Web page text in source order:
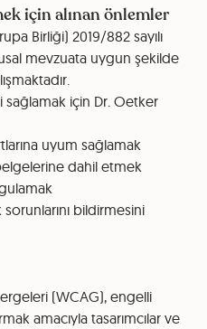
için alınan önlemler
Birliği) 2019/882 sayılı
mevzuata uygun şekilde
sağlamak için Dr. Oetker
uyum sağlamak
dahil etmek
sorunlarını bildirmesini
(WCAG), engelli
amacıyla tasarımcılar ve